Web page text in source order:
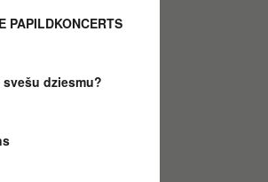
PAPILDKONCERTS
dziesmu?